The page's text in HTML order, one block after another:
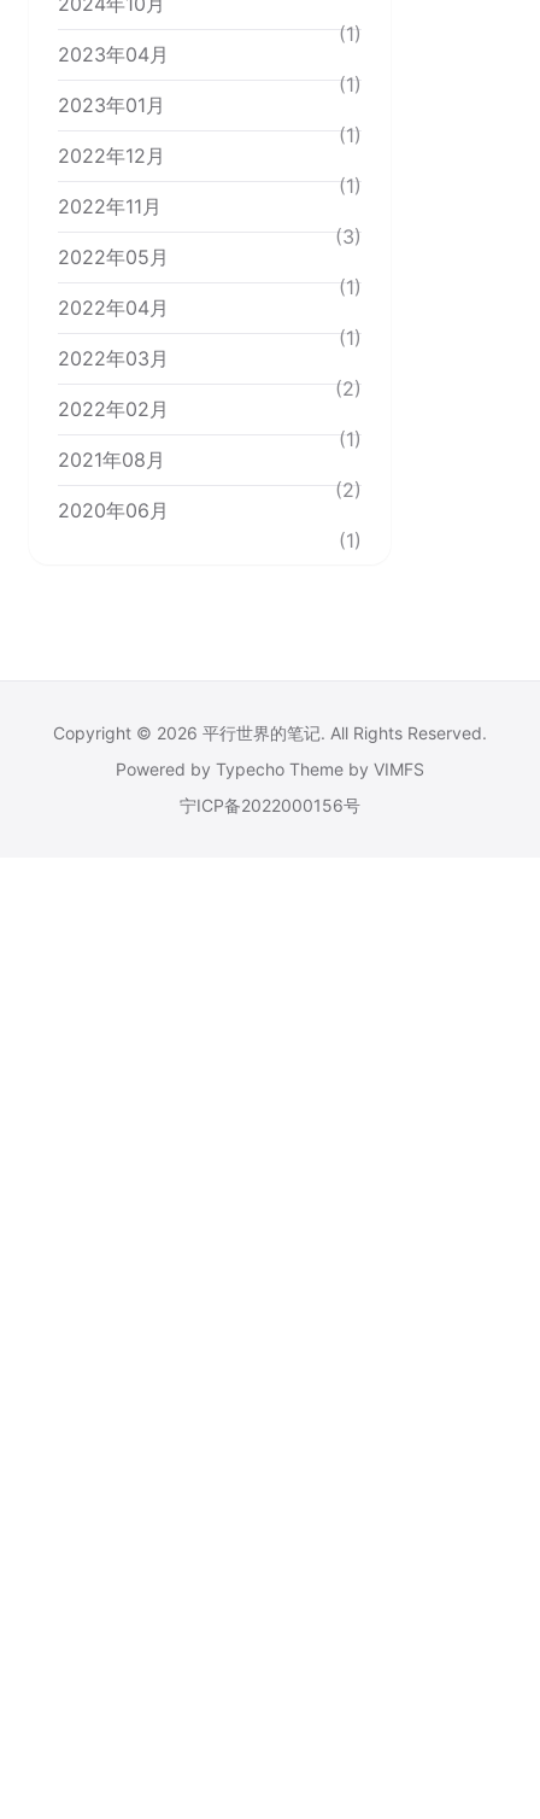
(1)
2023年04月
(1)
2023年01月
(1)
2022年12月
(1)
2022年11月
(3)
2022年05月
(1)
2022年04月
(1)
2022年03月
(2)
2022年02月
(1)
2021年08月
(2)
2020年06月
(1)
Copyright © 2026 平行世界的笔记. All Rights Reserved.
Powered by Typecho Theme by VIMFS
宁ICP备2022000156号